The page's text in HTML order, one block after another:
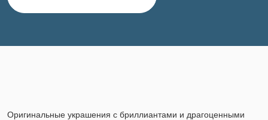
Оригинальные украшения с бриллиантами и драгоценными